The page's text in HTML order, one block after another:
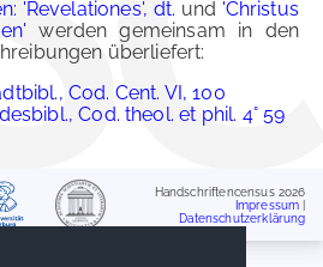
'Revelationes', dt. und 'Christus
werden gemeinsam in den
überliefert:
Cod. Cent. VI, 100
Cod. theol. et phil. 4° 59
Handschriftencensus 2026
Impressum
Datenschutzerklärung